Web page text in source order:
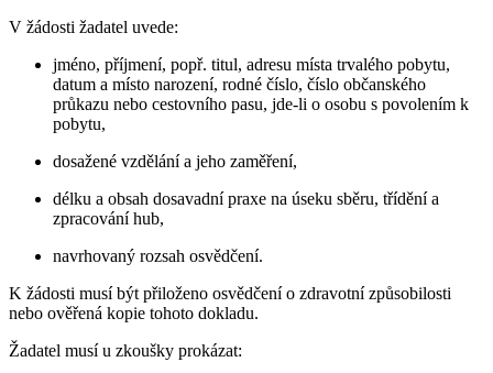
V žádosti žadatel uvede:
jméno, příjmení, popř. titul, adresu místa trvalého pobytu,
datum a místo narození, rodné číslo, číslo občanského
průkazu nebo cestovního pasu, jde-li o osobu s povolením k
pobytu,
dosažené vzdělání a jeho zaměření,
délku a obsah dosavadní praxe na úseku sběru, třídění a
zpracování hub,
navrhovaný rozsah osvědčení.
K žádosti musí být přiloženo osvědčení o zdravotní způsobilosti
nebo ověřená kopie tohoto dokladu.
Žadatel musí u zkoušky prokázat: